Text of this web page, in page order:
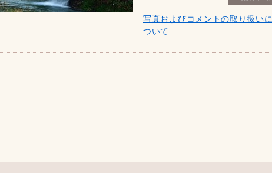
写真およびコメントの取り扱いに
ついて